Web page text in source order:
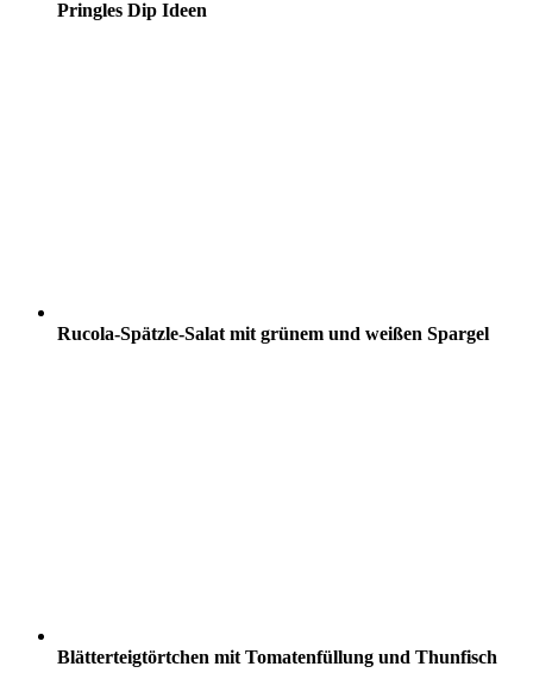
Pringles Dip Ideen
Rucola-Spätzle-Salat mit grünem und weißen Spargel
Blätterteigtörtchen mit Tomatenfüllung und Thunfisch